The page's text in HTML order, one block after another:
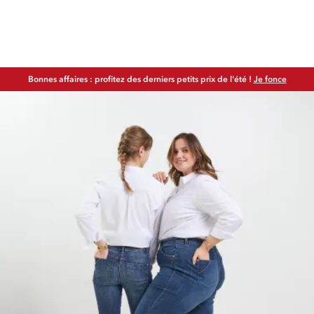
Bonnes affaires : profitez des derniers petits prix de l'été ! Je fonce